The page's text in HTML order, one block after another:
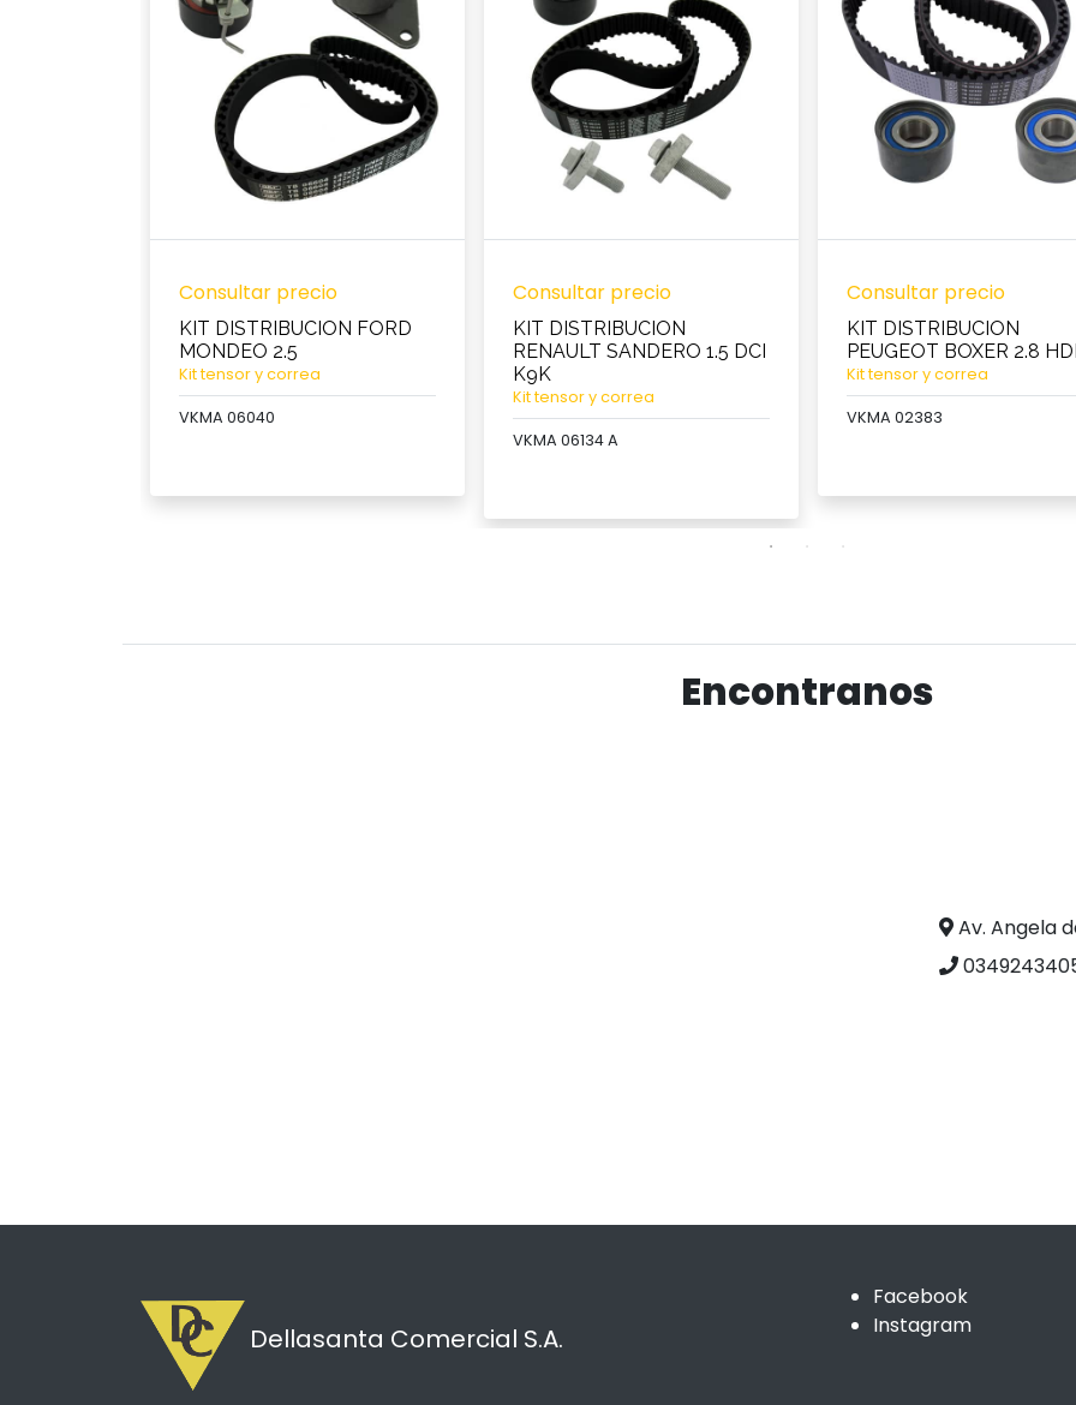
Consultar precio
KIT DISTRIBUCION FORD
MONDEO 2.5
Kit tensor y correa
VKMA 06040
Ver producto
Consultar precio
KIT DISTRIBUCION
RENAULT SANDERO 1.5 DCI
K9K
Kit tensor y correa
VKMA 06134 A
Consultar precio
KIT DISTRIBUCION
PEUGEOT BOXER 2.8 HDI
Kit tensor y correa
VKMA 02383
Ver producto
Encontranos
Av. Angela
Dellasanta Comercial S.A.
Facebook
Instagram